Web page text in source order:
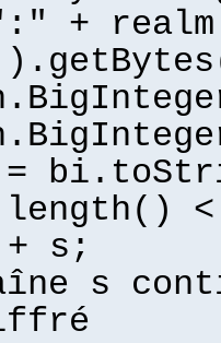
+
s;
s